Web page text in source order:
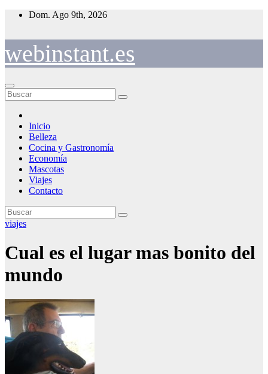
Saltar
Dom. Ago 9th, 2026
webinstant.es
Inicio
Belleza
Cocina y Gastronomía
Economía
Mascotas
Viajes
Contacto
viajes
Cual es el lugar mas bonito del
mundo